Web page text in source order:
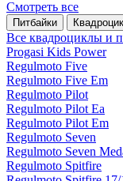
Смотреть все
Питбайки
Все квадроциклы и
Progasi Kids Power
Regulmoto Five
Regulmoto Five Em
Regulmoto Pilot
Regulmoto Pilot Ea
Regulmoto Pilot Em
Regulmoto Seven
Regulmoto Seven
Regulmoto Spitfire